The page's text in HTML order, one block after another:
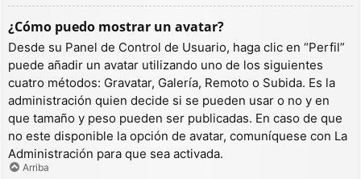
¿Cómo puedo mostrar un avatar?
Desde su Panel de Control de Usuario, haga clic en “Perfil”
puede añadir un avatar utilizando uno de los siguientes
cuatro métodos: Gravatar, Galería, Remoto o Subida. Es la
administración quien decide si se pueden usar o no y en
que tamaño y peso pueden ser publicadas. En caso de que
no este disponible la opción de avatar, comuníquese con La
Administración para que sea activada.
Arriba